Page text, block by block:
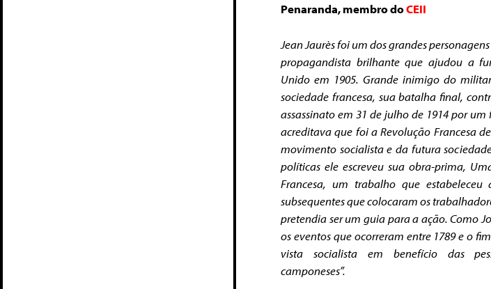
Penaranda, membro doCEII
Jean Jaurès foi um dos grandes
propagandista brilhante que ajudou a
Unido em 1905. Grande inimigo do
sociedade francesa, sua batalha final,
assassinato em 31 de julho de 1914 por
acreditava que foi a Revolução Francesa
movimento socialista e da futura
políticas ele escreveu sua obra-prima,
Francesa, um trabalho que
subsequentes que colocaram os
pretendia ser um guia para a ação. Como
os eventos que ocorreram entre 1789 e o
vista socialista em benefício das
camponeses”.